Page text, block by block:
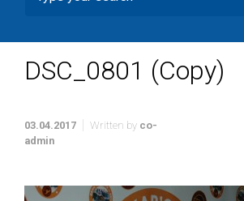
DSC_0801 (Copy)
03.04.2017 Written by co-
admin